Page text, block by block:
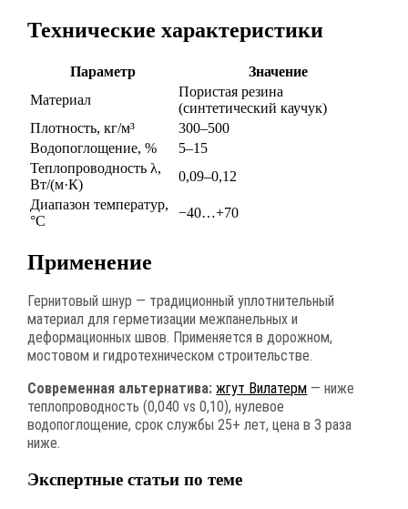
Технические характеристики
Параметр
Значение
Материал
Пористая резина
(синтетический каучук)
Плотность, кг/м³
300–500
Водопоглощение, %
5–15
Теплопроводность λ,
Вт/(м·К)
0,09–0,12
Диапазон температур,
°C
−40…+70
Применение
Гернитовый шнур — традиционный уплотнительный
материал для герметизации межпанельных и
деформационных швов. Применяется в дорожном,
мостовом и гидротехническом строительстве.
Современная альтернатива: жгут Вилатерм — ниже
теплопроводность (0,040 vs 0,10), нулевое
водопоглощение, срок службы 25+ лет, цена в 3 раза
ниже.
Экспертные статьи по теме